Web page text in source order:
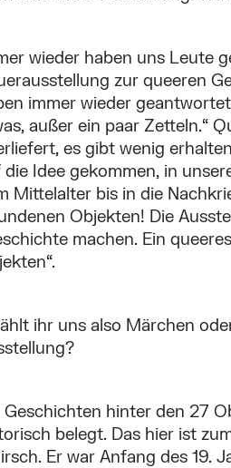
wieder haben uns Leute
zur queeren
immer wieder
außer ein paar Zetteln.“
es gibt wenig
die Idee gekommen, in
Mittelalter bis in die
Objekten! Die
machen. Ein
ihr uns also Märchen
Geschichten hinter den 27
belegt. Das hier ist
Er war Anfang des 19.